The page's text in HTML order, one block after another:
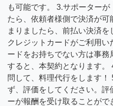
も可能です。 3.サポーター
たら、依頼者様側で決済が
まりましたら、前払い決済を
クレジットカードがご利用い
ードをお持ちでない方は事務
すると、本契約となります
問して、料理代行をします
ず、評価をしてください。評
ーが報酬を受け取ることがで